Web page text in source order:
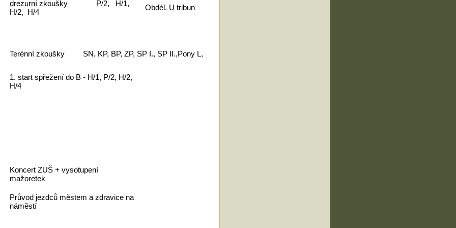
drezurní zkoušky P/2, H/1,
H/2, H/4
Obdél. U tribun
Terénní zkoušky SN, KP, BP, ZP, SP I., SP II.,Pony L,
1. start spřežení do B - H/1, P/2, H/2,
H/4
Koncert ZUŠ + vysotupení
mažoretek
Průvod jezdců městem a zdravice na
náměstí